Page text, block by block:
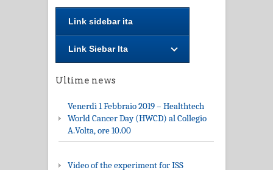
Link sidebar ita
Link Siebar Ita
Ultime news
Venerdì 1 Febbraio 2019 – Healthtech
World Cancer Day (HWCD) al Collegio
A.Volta, ore 10.00
Video of the experiment for ISS